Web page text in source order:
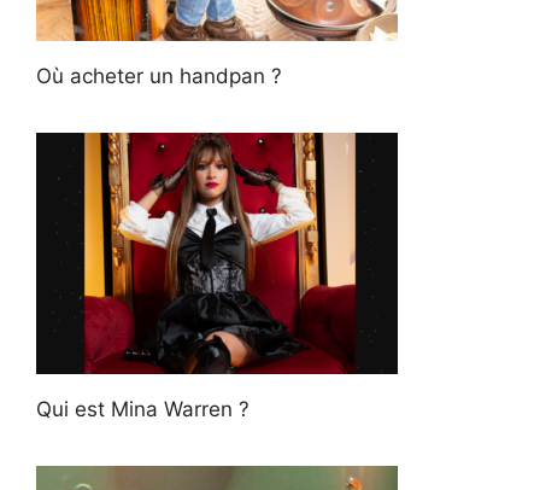
Où acheter un handpan ?
Qui est Mina Warren ?